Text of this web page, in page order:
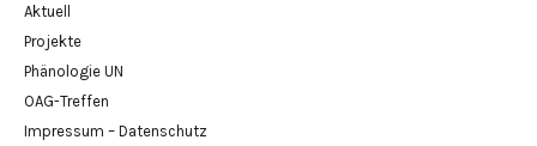
Aktuell
Projekte
Phänologie UN
OAG-Treffen
Impressum – Datenschutz